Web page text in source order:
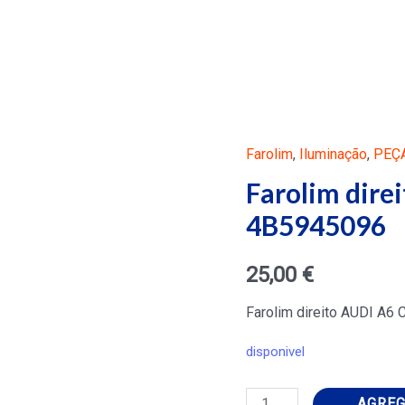
Farolim, Iluminação,
Farolim
4B5945096
25,00 €
Farolim direito AUDI A6
disponivel
Farolim